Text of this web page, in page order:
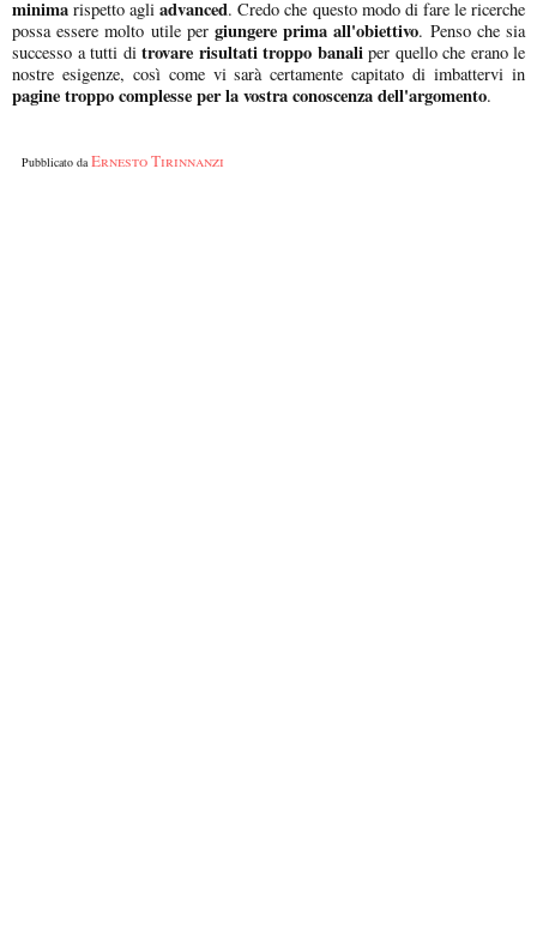
minima rispetto agliadvanced. Credo che questo modo di fare le ricerche
possa essere molto utile per giungere prima all'obiettivo. Penso che sia
successo a tutti di trovare risultati troppo banali per quello che erano le
nostre esigenze, così come vi sarà certamente capitato di imbattervi in
pagine troppo complesse per la vostra conoscenza dell'argomento.
Pubblicato da Ernesto Tirinnanzi